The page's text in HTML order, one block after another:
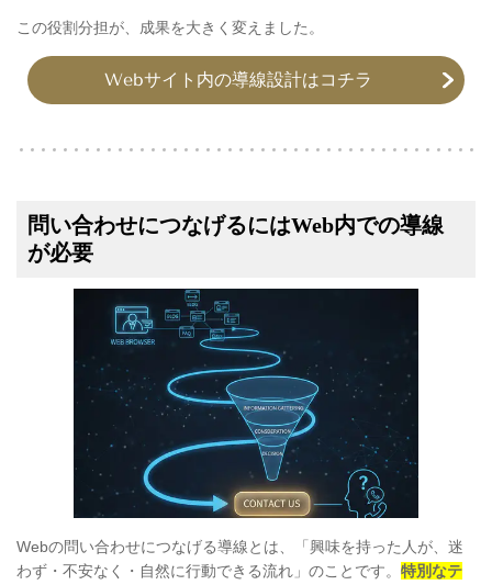
この役割分担が、成果を大きく変えました。
Webサイト内の導線設計はコチラ
問い合わせにつなげるにはWeb内での導線
が必要
Webの問い合わせにつなげる導線とは、「興味を持った人が、迷
わず・不安なく・自然に行動できる流れ」のことです。 特別なテ